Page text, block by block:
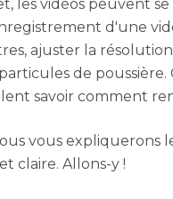
les vidéos peuvent
d'une
ajuster la
de
savoir comment
vous expliquerons
claire. Allons-y !